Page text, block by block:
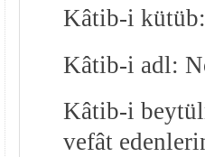
Kâtib-i
Kâtib-i adl:
Kâtib-i
vefât